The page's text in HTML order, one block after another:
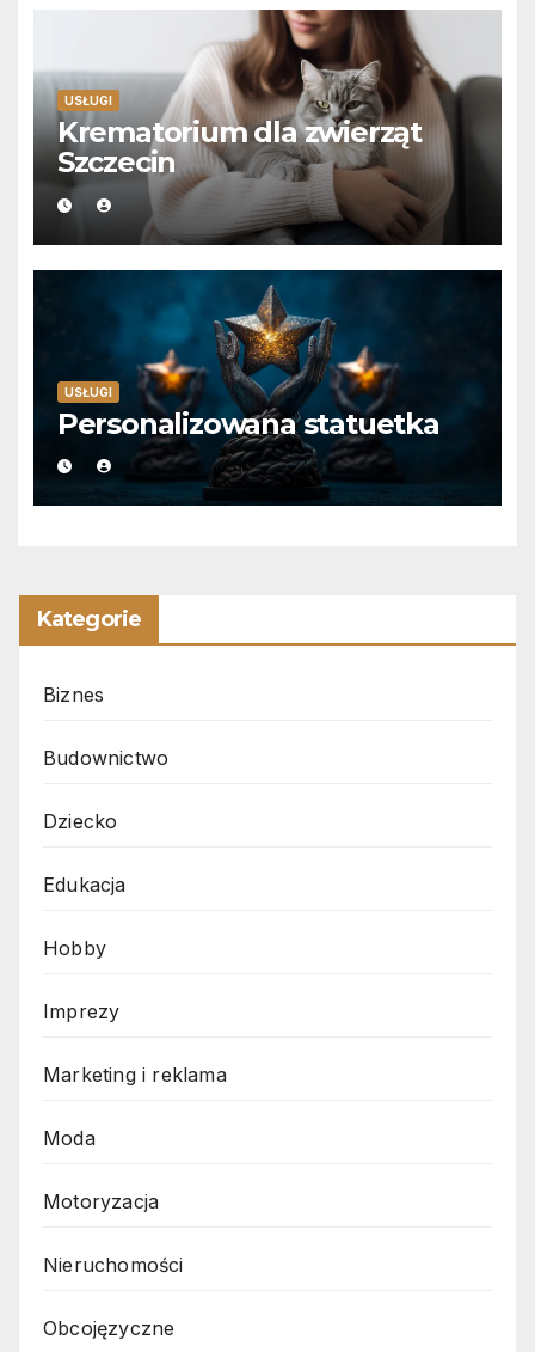
USŁUGI
Krematorium dla zwierząt
Szczecin
USŁUGI
Personalizowana statuetka
Kategorie
Biznes
Budownictwo
Dziecko
Edukacja
Hobby
Imprezy
Marketing i reklama
Moda
Motoryzacja
Nieruchomości
Obcojęzyczne